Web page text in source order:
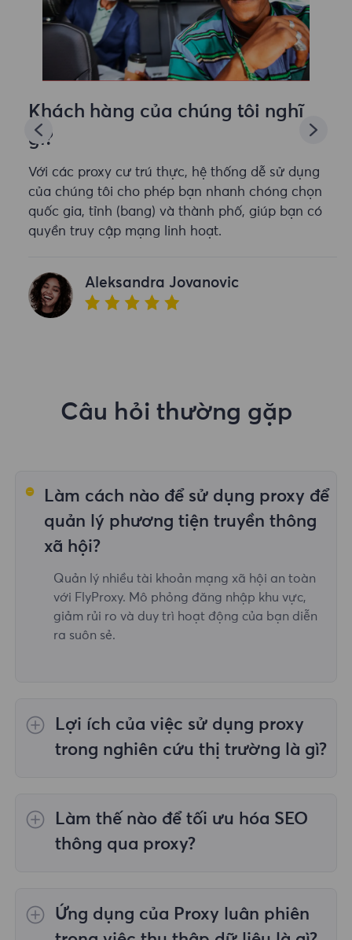
Khách hàng của chúng tôi nghĩ
gì?
Với các proxy cư trú thực, hệ thống dễ sử dụng
của chúng tôi cho phép bạn nhanh chóng chọn
quốc gia, tỉnh (bang) và thành phố, giúp bạn có
quyền truy cập mạng linh hoạt.
Aleksandra Jovanovic
Câu hỏi thường gặp
Làm cách nào để sử dụng proxy để
quản lý phương tiện truyền thông
xã hội?
Quản lý nhiều tài khoản mạng xã hội an toàn
với FlyProxy. Mô phỏng đăng nhập khu vực,
giảm rủi ro và duy trì hoạt động của bạn diễn
ra suôn sẻ.
Lợi ích của việc sử dụng proxy
trong nghiên cứu thị trường là gì?
khác nhau để phân tích đối thủ cạnh tranh,
đảm bảo dữ liệu toàn diện và chính xác.
Làm thế nào để tối ưu hóa SEO
thông qua proxy?
nghiên cứu từ khóa và phân tích đối thủ cạnh
tranh ở các vị trí địa lý khác nhau, từ đó nâng
Ứng dụng của Proxy luân phiên